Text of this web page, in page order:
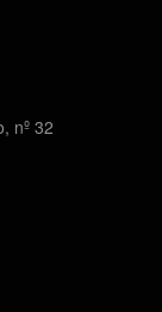
nº 32